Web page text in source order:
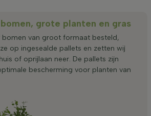
grote planten en gras
bomen van groot formaat besteld,
op ingesealde pallets en zetten wij
of oprijlaan neer. De pallets zijn
bescherming voor planten van